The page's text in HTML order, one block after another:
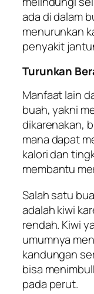
ada di dalam
menurunkan
penyakit
Turunkan
Manfaat lain
buah, yakni
dikarenakan,
mana dapat
kalori dan
membantu
Salah satu
adalah kiwi
rendah. Kiwi
umumnya
kandungan
bisa
pada perut.